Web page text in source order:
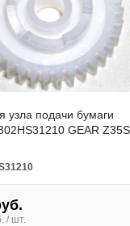
узла подачи бумаги
GEAR Z35S
/ шт.